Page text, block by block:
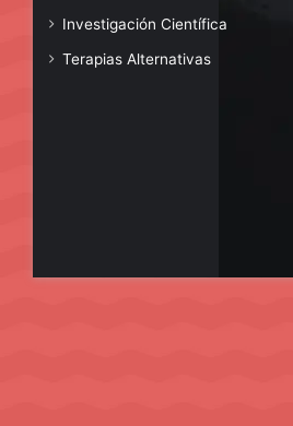
Investigación Científica
Terapias Alternativas